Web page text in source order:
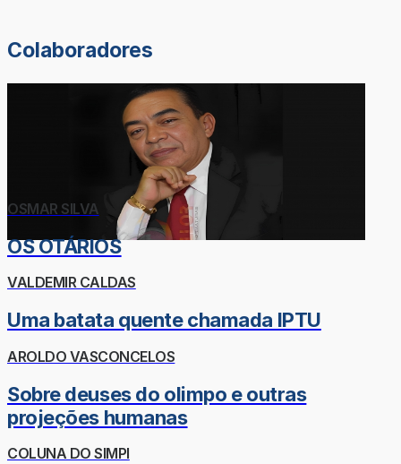
Colaboradores
OSMAR SILVA
OS OTÁRIOS
VALDEMIR CALDAS
Uma batata quente chamada IPTU
AROLDO VASCONCELOS
Sobre deuses do olimpo e outras
projeções humanas
COLUNA DO SIMPI